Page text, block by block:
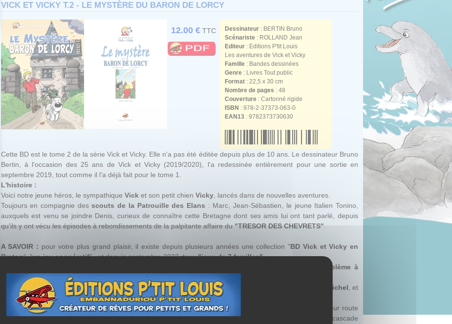
VICK ET VICKY T.2 - LE MYSTÈRE DU BARON DE LORCY
12.00 €TTC Dessinateur: BERTIN Bruno
Scénariste: ROLLAND Jean
Editeur: Editions P'tit Louis
Les aventures de Vick et Vicky
Famille: Bandes dessinées
Genre: Livres Tout public
Format: 22,5 x 30 cm
Nombre de pages : 48
Couverture: Cartonné rigide
ISBN : 978-2-37373-063-0
EAN13: 9782373730630
Cette BD est le tome 2 de la série Vick et Vicky. Elle n'a pas été éditée depuis plus de 10 ans. Le dessinateur Bruno
Bertin, à l'occasion des 25 ans de Vick et Vicky (2019/2020), l'a redessinée entièrement pour une sortie en
septembre 2019, tout comme il l'a déjà fait pour le tome 1.
L'histoire :
Voici notre jeune héros, le sympathique Vick et son petit chien Vicky, lancés dans de nouvelles aventures.
Toujours en compagnie desscouts de la Patrouille des Elans : Marc, Jean-Sébastien, le jeune Italien Tonino,
auxquels est venu se joindre Denis, curieux de connaître cette Bretagne dont ses amis lui ont tant parlé, depuis
qu'ils y ont vécu les épisodes à rebondissements de la palpitante affaire du"TRESOR DES CHEVRETS"
A SAVOIR : pour votre plus grand plaisir, il existe depuis plusieurs années une collection "BD Vick et Vicky en
Breton", "un jeu coopératif"...et depuis septembre 2023 deux"jeux de 7 familles".
Cette fois, ils sont bien décidés à passer des vacances sans problème, c'est-à-dire sans problème à
résoudre...
Vick leur a déniché un petit château tout ce qu'il y a de tranquille, qui surplombe
la baie du Mont-Saint-Michel , et
dans le parc duquel ils s'apprêtent à passer deux semaines vouées au sport et au farniente...
Mais le sort se plaît parfois à déjouer les plans les mieux établis. Dans les premières pages de ce récit, leur route
va croiser celle de Sonia, une délicieuse jeune fille. Dès qu'ils vont l'avoir rencontrée, c'est une nouvelle cascade